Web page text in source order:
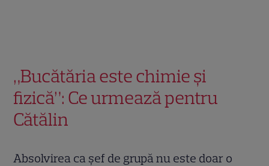
„Bucătăria este chimie și
fizică”: Ce urmează pentru
Cătălin
Absolvirea ca șef de grupă nu este doar o